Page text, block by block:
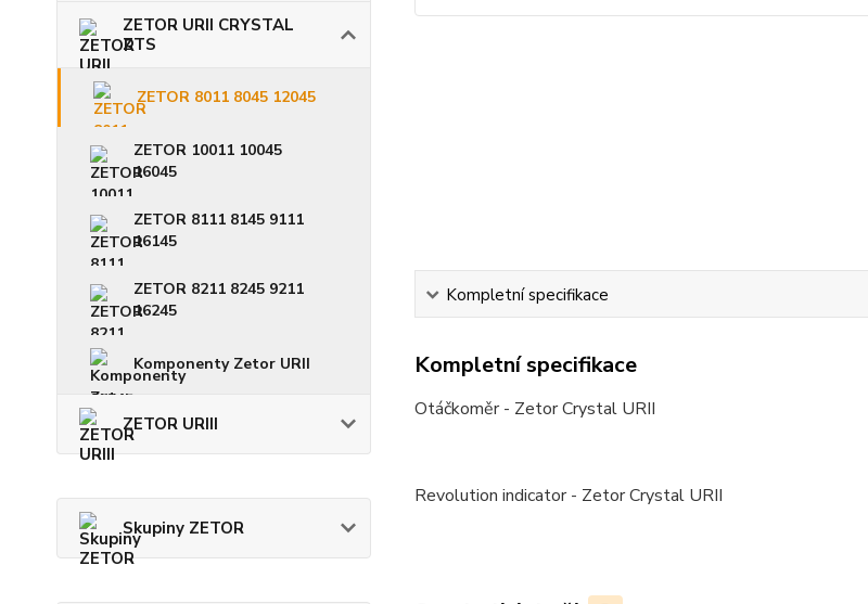
ZETOR URII CRYSTAL
ZTS
ZETOR 8011 8045 12045
ZETOR 10011 10045
16045
ZETOR 8111 8145 9111
16145
ZETOR 8211 8245 9211
16245
Komponenty Zetor URII
ZETOR URIII
Skupiny ZETOR
Kompletní specifikace
Kompletní specifikace
Otáčkoměr - Zetor Crystal URII
Revolution indicator - Zetor Crystal URII